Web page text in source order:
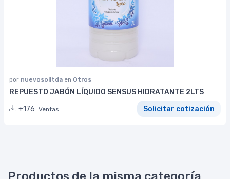
por nuevosolltda en Otros
REPUESTO JABÓN LÍQUIDO SENSUS HIDRATANTE 2LTS
+176 Ventas Solicitar cotización